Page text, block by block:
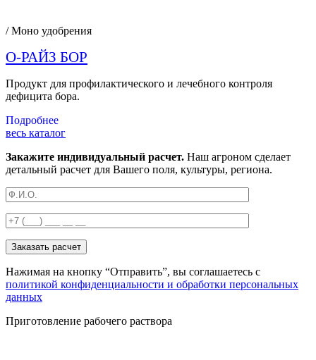
/ Моно удобрения
О-РАЙЗ БОР
Продукт для профилактического и лечебного контроля
дефицита бора.
Подробнее
весь каталог
Закажите индивидуальный расчет. Наш агроном сделает
детальный расчет для Вашего поля, культуры, региона.
Заказать расчет
Нажимая на кнопку “Отправить”, вы соглашаетесь с
политикой конфиденциальности и обработки персональных
данных
Приготовление рабочего раствора